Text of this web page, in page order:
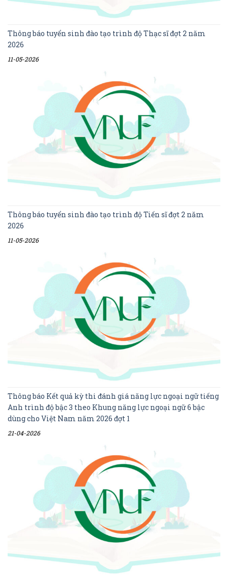
Thông báo tuyển sinh đào tạo trình độ Thạc sĩ đợt 2 năm
2026
11-05-2026
Thông báo tuyển sinh đào tạo trình độ Tiến sĩ đợt 2 năm
2026
11-05-2026
Thông báo Kết quả kỳ thi đánh giá năng lực ngoại ngữ tiếng
Anh trình độ bậc 3 theo Khung năng lực ngoại ngữ 6 bậc
dùng cho Việt Nam năm 2026 đợt 1
21-04-2026